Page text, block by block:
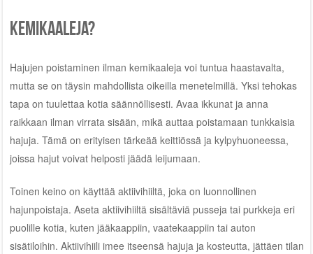
kemikaaleja?
Hajujen poistaminen ilman kemikaaleja voi tuntua haastavalta,
mutta se on täysin mahdollista oikeilla menetelmillä. Yksi tehokas
tapa on tuulettaa kotia säännöllisesti. Avaa ikkunat ja anna
raikkaan ilman virrata sisään, mikä auttaa poistamaan tunkkaisia
hajuja. Tämä on erityisen tärkeää keittiössä ja kylpyhuoneessa,
joissa hajut voivat helposti jäädä leijumaan.
Toinen keino on käyttää aktiivihiiltä, joka on luonnollinen
hajunpoistaja. Aseta aktiivihiiltä sisältäviä pusseja tai purkkeja eri
puolille kotia, kuten jääkaappiin, vaatekaappiin tai auton
sisätiloihin. Aktiivihiili imee itseensä hajuja ja kosteutta, jättäen tilan